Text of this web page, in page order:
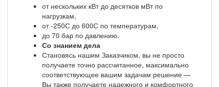
от нескольких кВт до десятков мВт по
нагрузкам,
от -250С до 600С по температурам,
до 70 бар по давлению.
Со знанием дела
Становясь нашим Заказчиком, вы не просто
получаете точно рассчитанное, максимально
соответствующее вашим задачам решение —
Вы также получаете надежного и комфортного